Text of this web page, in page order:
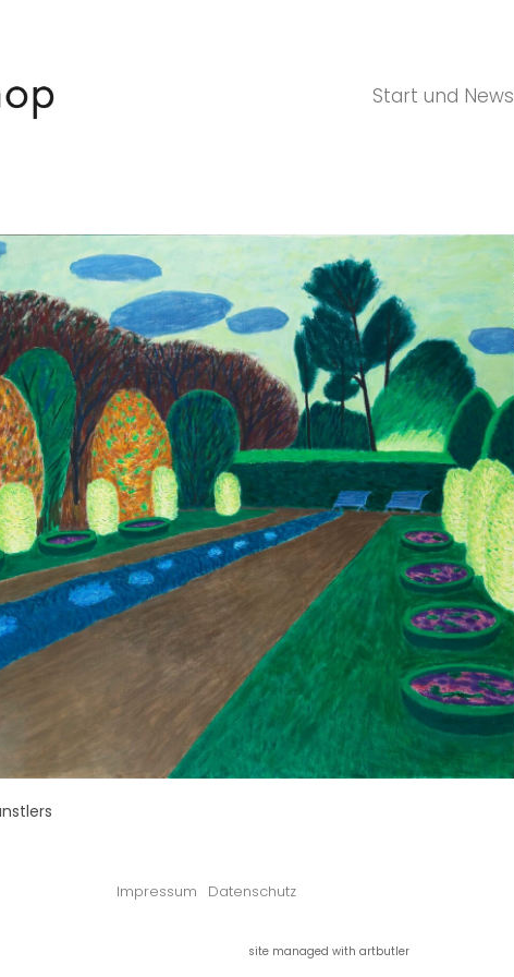
Start und News
Impressum Datenschutz
site managed with artbutler